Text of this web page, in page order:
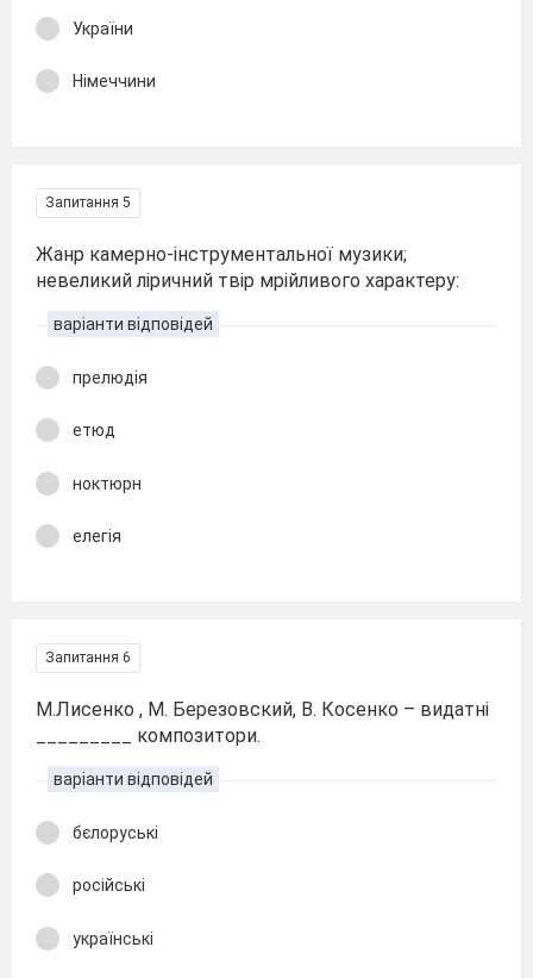
України
Німеччини
Запитання 5
Жанр камерно-інструментальної музики;
невеликий ліричний твір мрійливого характеру:
варіанти відповідей
прелюдія
етюд
ноктюрн
елегія
Запитання 6
М.Лисенко , М. Березовский, В. Косенко – видатні
_________ композитори.
варіанти відповідей
бєлоруські
російські
українські